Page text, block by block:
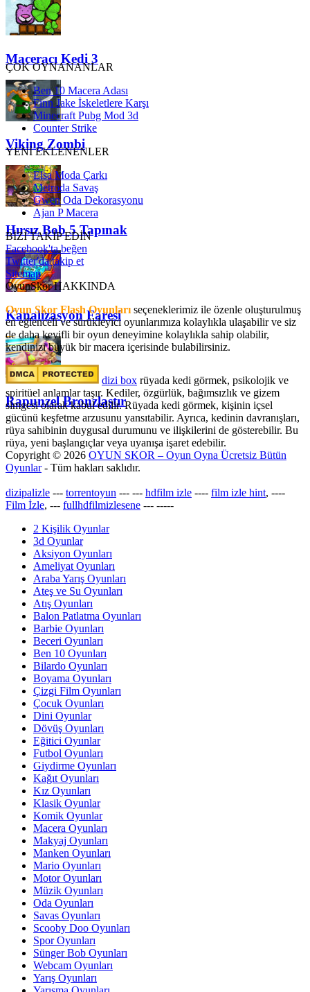
Maceracı Kedi 3
Viking Zombi
Hırsız Bob 5 Tapınak
Kanalizasyon Faresi
Rapunzel Bronzlaştır
ÇOK OYNANANLAR
Ben 10 Macera Adası
Finn Jake İskeletlere Karşı
Minecraft Pubg Mod 3d
Counter Strike
YENİ EKLENENLER
Elsa Moda Çarkı
Metroda Savaş
Gwen Oda Dekorasyonu
Ajan P Macera
BİZİ TAKİP EDİN
Facebook'ta beğen
Twitter'da takip et
Sitemap
OyunSkor HAKKINDA
Oyun Skor Flash Oyunları seçeneklerimiz ile özenle oluşturulmuş
en eğlenceli ve sürükleyici oyunlarımıza kolaylıkla ulaşabilir ve siz
de daha keyifli bir oyun deneyimine kolaylıkla sahip olabilir,
kendinizi büyük bir macera içerisinde bulabilirsiniz.
dizi box rüyada kedi görmek​, psikolojik ve
spiritüel anlamlar taşır. Kediler, özgürlük, bağımsızlık ve gizem
simgesi olarak kabul edilir. Rüyada kedi görmek, kişinin içsel
gücünü keşfetme arzusunu yansıtabilir. Ayrıca, kedinin davranışları,
rüya sahibinin duygusal durumunu ve ilişkilerini de gösterebilir. Bu
rüya, yeni başlangıçlar veya uyanışa işaret edebilir.
Copyright © 2026 OYUN SKOR – Oyun Oyna Ücretsiz Bütün
Oyunlar- Tüm hakları saklıdır.
dizipalizle --- torrentoyun --- --- hdfilm izle ---- film izle hint, ----
Film İzle, --- fullhdfilmizlesene --- -----
2 Kişilik Oyunlar
3d Oyunlar
Aksiyon Oyunları
Ameliyat Oyunları
Araba Yarış Oyunları
Ateş ve Su Oyunları
Atış Oyunları
Balon Patlatma Oyunları
Barbie Oyunları
Beceri Oyunları
Ben 10 Oyunları
Bilardo Oyunları
Boyama Oyunları
Çizgi Film Oyunları
Çocuk Oyunları
Dini Oyunlar
Dövüş Oyunları
Eğitici Oyunlar
Futbol Oyunları
Giydirme Oyunları
Kağıt Oyunları
Kız Oyunları
Klasik Oyunlar
Komik Oyunlar
Macera Oyunları
Makyaj Oyunları
Manken Oyunları
Mario Oyunları
Motor Oyunları
Müzik Oyunları
Oda Oyunları
Savas Oyunları
Scooby Doo Oyunları
Spor Oyunları
Sünger Bob Oyunları
Webcam Oyunları
Yarış Oyunları